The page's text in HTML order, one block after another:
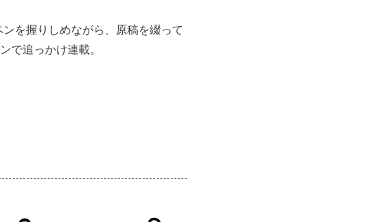
を握りしめながら、原稿を綴って
で追っかけ連載。